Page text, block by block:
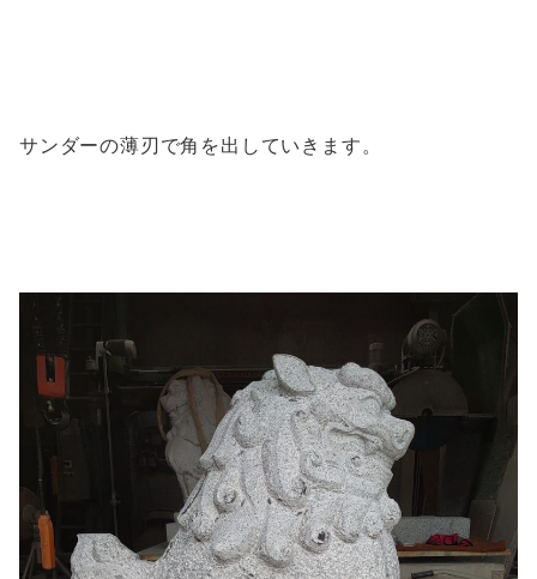
サンダーの薄刃で角を出していきます。